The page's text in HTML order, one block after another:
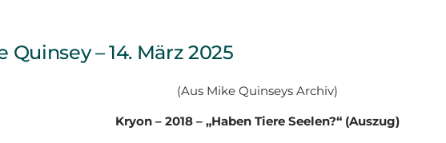
– 14. März 2025
(Aus Mike Quinseys Archiv)
Kryon – 2018 – „Haben Tiere Seelen?“ (Auszug)